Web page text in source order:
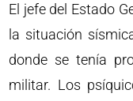
El jefe del Estado
la situación
donde se tenía
militar. Los